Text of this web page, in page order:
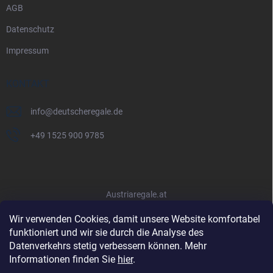
Wir verwenden Cookies, damit unsere Website komfortabel
funktioniert und wir sie durch die Analyse des
Datenverkehrs stetig verbessern können. Mehr
Informationen finden Sie hier.
AGB
Datenschutz
Impressum
KONTAKT
info@deutscheregale.de
+49 1525 900 9785
Austriaregale.at